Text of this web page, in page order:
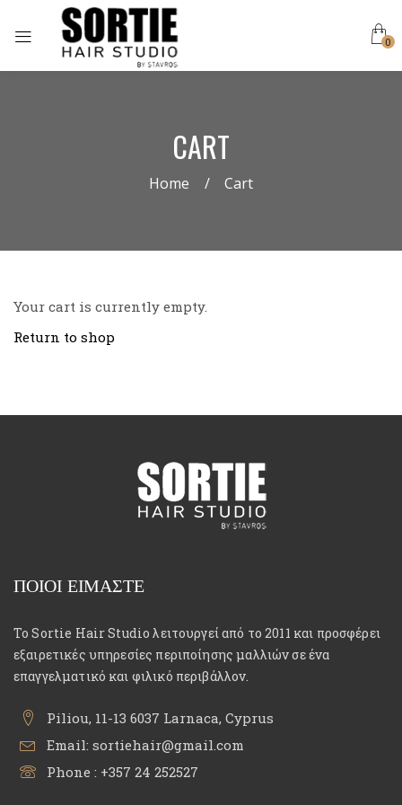
0
CART
Home Cart
Your cart is currently empty.
Return to shop
ΠΟΙΟΙ ΕΙΜΑΣΤΕ
Το Sortie Hair Studio λειτουργεί από το 2011 και προσφέρει
εξαιρετικές υπηρεσίες περιποίησης μαλλιών σε ένα
επαγγελματικό και φιλικό περιβάλλον.
Piliou, 11-13 6037 Larnaca, Cyprus
Email: sortiehair@gmail.com
Phone : +357 24 252527